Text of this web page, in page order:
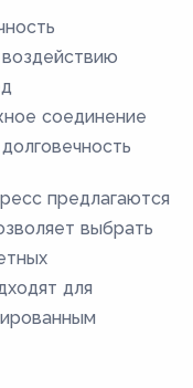
соединение
предлагаются
выбрать
для